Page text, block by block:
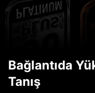
Bağlantıda
Tanış